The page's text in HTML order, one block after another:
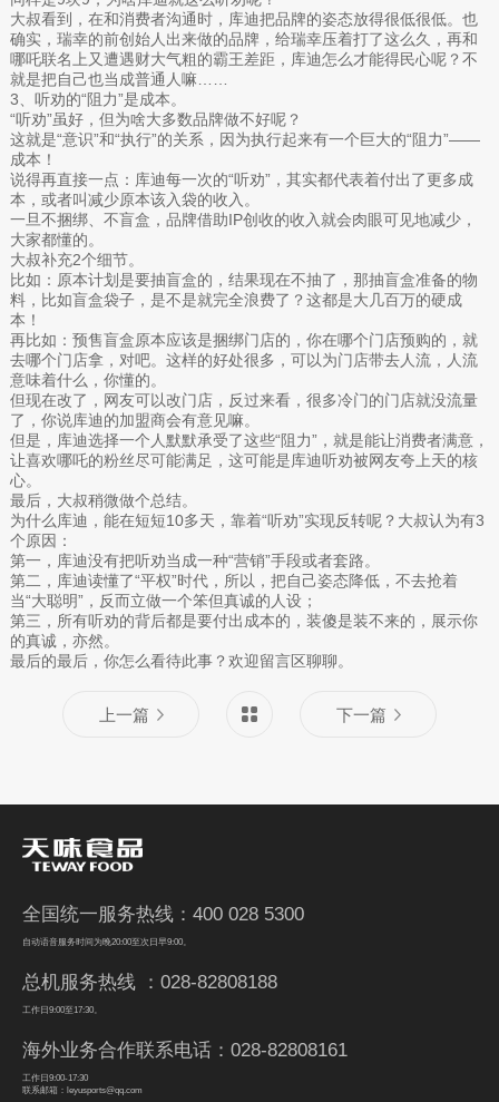
大叔看到，在和消费者沟通时，库迪把品牌的姿态放得很低很低。也
确实，瑞幸的前创始人出来做的品牌，给瑞幸压着打了这么久，再和
哪吒联名上又遭遇财大气粗的霸王差距，库迪怎么才能得民心呢？不
就是把自己也当成普通人嘛……
3、听劝的“阻力”是成本。
“听劝”虽好，但为啥大多数品牌做不好呢？
这就是“意识”和“执行”的关系，因为执行起来有一个巨大的“阻力”——
成本！
说得再直接一点：库迪每一次的“听劝”，其实都代表着付出了更多成
本，或者叫减少原本该入袋的收入。
一旦不捆绑、不盲盒，品牌借助IP创收的收入就会肉眼可见地减少，
大家都懂的。
大叔补充2个细节。
比如：原本计划是要抽盲盒的，结果现在不抽了，那抽盲盒准备的物
料，比如盲盒袋子，是不是就完全浪费了？这都是大几百万的硬成
本！
再比如：预售盲盒原本应该是捆绑门店的，你在哪个门店预购的，就
去哪个门店拿，对吧。这样的好处很多，可以为门店带去人流，人流
意味着什么，你懂的。
但现在改了，网友可以改门店，反过来看，很多冷门的门店就没流量
了，你说库迪的加盟商会有意见嘛。
但是，库迪选择一个人默默承受了这些“阻力”，就是能让消费者满意，
让喜欢哪吒的粉丝尽可能满足，这可能是库迪听劝被网友夸上天的核
心。
最后，大叔稍微做个总结。
为什么库迪，能在短短10多天，靠着“听劝”实现反转呢？大叔认为有3
个原因：
第一，库迪没有把听劝当成一种“营销”手段或者套路。
第二，库迪读懂了“平权”时代，所以，把自己姿态降低，不去抢着
当“大聪明”，反而立做一个笨但真诚的人设；
第三，所有听劝的背后都是要付出成本的，装傻是装不来的，展示你
的真诚，亦然。
最后的最后，你怎么看待此事？欢迎留言区聊聊。
上一篇 下一篇
全国统一服务热线：400 028 5300
自动语音服务时间为晚20:00至次日早9:00。
总机服务热线 ：028-82808188
工作日9:00至17:30。
海外业务合作联系电话：028-82808161
工作日9:00-17:30
联系邮箱：leyusports@qq.com